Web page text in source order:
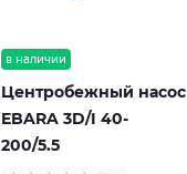
в наличии
Центробежный насос
EBARA 3D/I 40-
200/5.5